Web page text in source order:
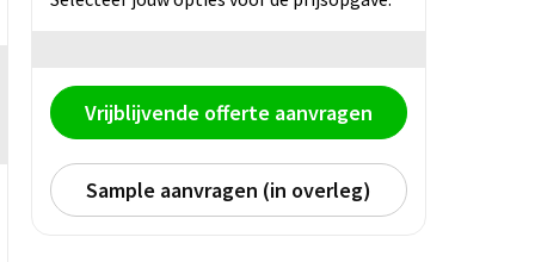
Vrijblijvende offerte aanvragen
Sample aanvragen (in overleg)